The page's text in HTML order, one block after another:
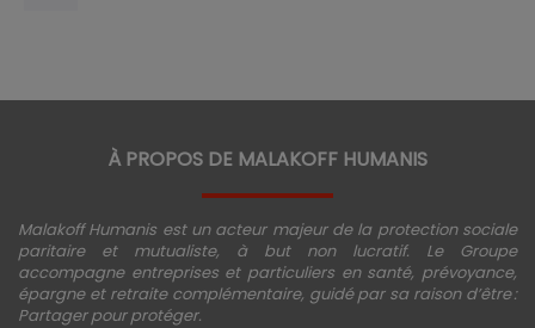
À PROPOS DE MALAKOFF HUMANIS
Malakoff Humanis est un acteur majeur de la protection sociale
paritaire et mutualiste, à but non lucratif. Le Groupe
accompagne entreprises et particuliers en santé, prévoyance,
épargne et retraite complémentaire, guidé par sa raison d’être :
Partager pour protéger.